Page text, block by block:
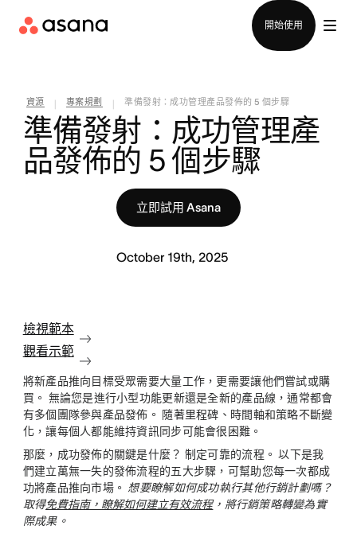
開始使用
資源 專案規劃 準備發射：成功管理產品發佈的 5 個步驟
準備發射：成功管理產
品發佈的 5 個步驟
立即試用 Asana
October 19th, 2025
檢視範本
觀看示範
將新產品推向目標受眾需要大量工作，更需要讓他們嘗試或購
買。 無論您是進行小型功能更新還是全新的產品線，通常都會
有多個團隊參與產品發佈。 隨著里程碑、時間軸和策略不斷變
化，讓每個人都能維持資訊同步可能會很困難。
那麼，成功發佈的關鍵是什麼？ 制定可靠的流程。 以下是我
們建立萬無一失的發佈流程的五大步驟，可幫助您每一次都成
功將產品推向市場。 想要瞭解如何成功執行其他行銷計劃嗎？
取得免費指南，瞭解如何建立有效流程，將行銷策略轉變為實
際成果。